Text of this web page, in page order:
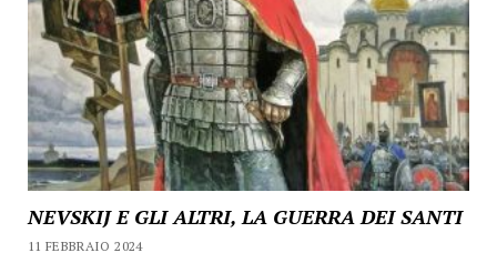
NEVSKIJ E GLI ALTRI, LA GUERRA DEI SANTI
11 FEBBRAIO 2024